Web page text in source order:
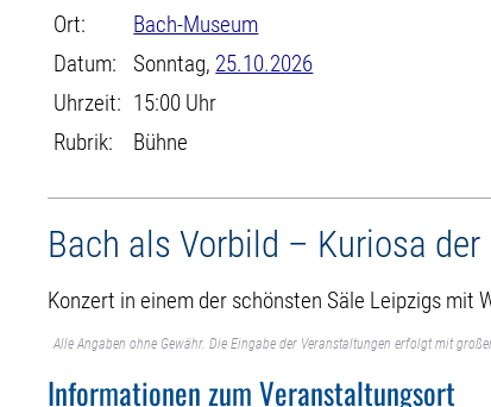
Ort:
Bach-Museum
Datum:
Sonntag, 25.10.2026
Uhrzeit: 15:00 Uhr
Rubrik:
Bühne
Bach als Vorbild – Kuriosa
Konzert in einem der schönsten Säle Leipzigs mit
Alle Angaben ohne Gewähr. Die Eingabe der Veranstaltungen erfolgt mit
Informationen zum Veranstaltungsort